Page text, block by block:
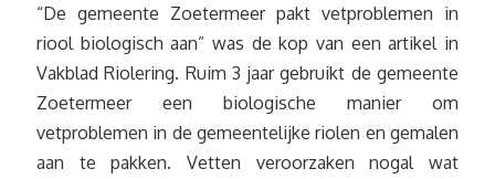
“De gemeente Zoetermeer pakt vetproblemen in
riool biologisch aan” was de kop van een artikel in
Vakblad Riolering. Ruim 3 jaar gebruikt de gemeente
Zoetermeer een biologische manier om
vetproblemen in de gemeentelijke riolen en gemalen
aan te pakken. Vetten veroorzaken nogal wat